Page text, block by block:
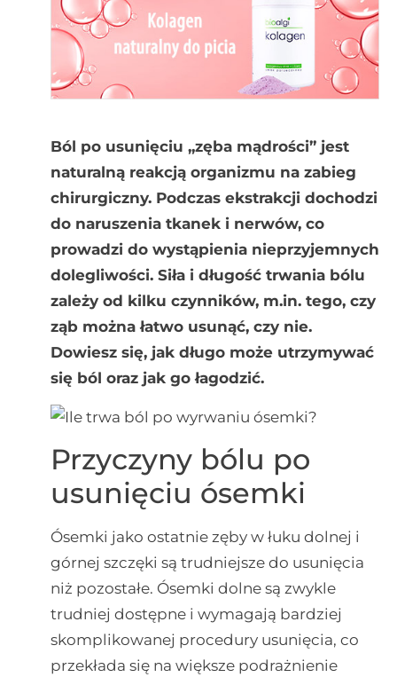
Ból po usunięciu „zęba mądrości” jest
naturalną reakcją organizmu na zabieg
chirurgiczny. Podczas ekstrakcji dochodzi
do naruszenia tkanek i nerwów, co
prowadzi do wystąpienia nieprzyjemnych
dolegliwości. Siła i długość trwania bólu
zależy od kilku czynników, m.in. tego, czy
ząb można łatwo usunąć, czy nie.
Dowiesz się, jak długo może utrzymywać
się ból oraz jak go łagodzić.
Przyczyny bólu po
usunięciu ósemki
Ósemki jako ostatnie zęby w łuku dolnej i
górnej szczęki są trudniejsze do usunięcia
niż pozostałe. Ósemki dolne są zwykle
trudniej dostępne i wymagają bardziej
skomplikowanej procedury usunięcia, co
przekłada się na większe podrażnienie